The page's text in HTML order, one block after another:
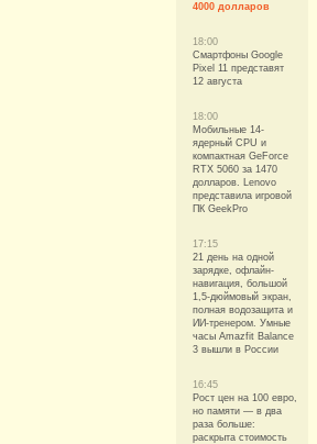
4000 долларов
18:00
Смартфоны Google
Pixel 11 представят
12 августа
18:00
Мобильные 14-
ядерный CPU и
компактная GeForce
RTX 5060 за 1470
долларов. Lenovo
представила игровой
ПК GeekPro
17:15
21 день на одной
зарядке, офлайн-
навигация, большой
1,5-дюймовый экран,
полная водозащита и
ИИ-тренером. Умные
часы Amazfit Balance
3 вышли в России
16:45
Рост цен на 100 евро,
но памяти — в два
раза больше:
раскрыта стоимость